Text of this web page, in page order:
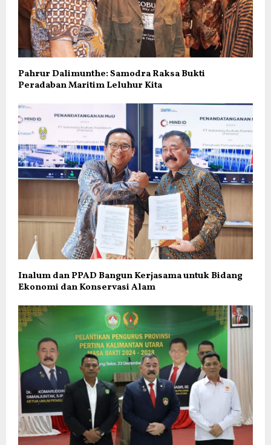
Pahrur Dalimunthe: Samodra Raksa Bukti
Peradaban Maritim Leluhur Kita
Inalum dan PPAD Bangun Kerjasama untuk Bidang
Ekonomi dan Konservasi Alam